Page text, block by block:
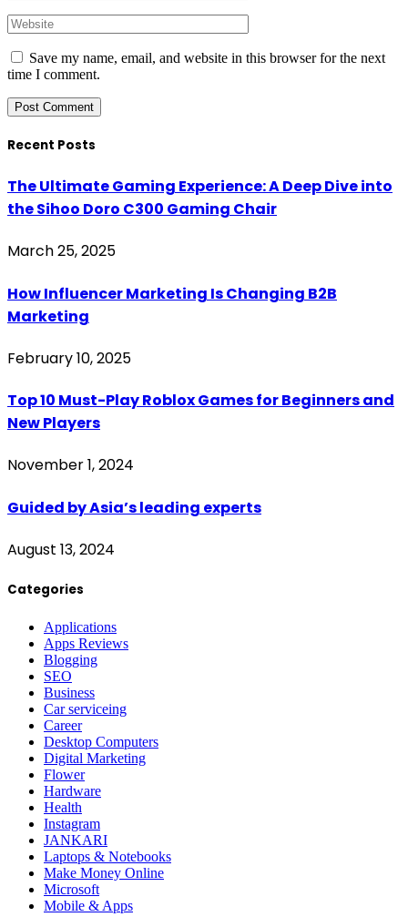
Save my name, email, and website in this browser for the next
time I comment.
Recent Posts
The Ultimate Gaming Experience: A Deep Dive into
the Sihoo Doro C300 Gaming Chair
March 25, 2025
How Influencer Marketing Is Changing B2B
Marketing
February 10, 2025
Top 10 Must-Play Roblox Games for Beginners and
New Players
November 1, 2024
Guided by Asia’s leading experts
August 13, 2024
Categories
Applications
Apps Reviews
Blogging
SEO
Business
Car serviceing
Career
Desktop Computers
Digital Marketing
Flower
Hardware
Health
Instagram
JANKARI
Laptops & Notebooks
Make Money Online
Microsoft
Mobile & Apps